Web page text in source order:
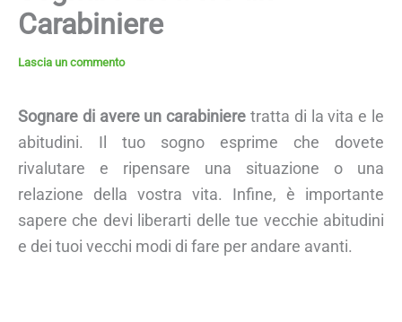
Carabiniere
Lascia un commento
Sognare di avere un carabiniere tratta di la vita e le
abitudini. Il tuo sogno esprime che dovete
rivalutare e ripensare una situazione o una
relazione della vostra vita. Infine, è importante
sapere che devi liberarti delle tue vecchie abitudini
e dei tuoi vecchi modi di fare per andare avanti.